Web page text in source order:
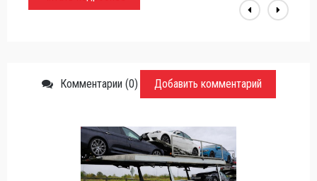
Комментарии (0) Добавить комментарий